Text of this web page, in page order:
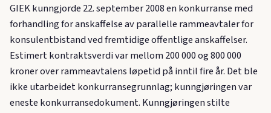
GIEK kunngjorde 22. september 2008 en konkurranse med
forhandling for anskaffelse av parallelle rammeavtaler for
konsulentbistand ved fremtidige offentlige anskaffelser.
Estimert kontraktsverdi var mellom 200 000 og 800 000
kroner over rammeavtalens løpetid på inntil fire år. Det ble
ikke utarbeidet konkurransegrunnlag; kunngjøringen var
eneste konkurransedokument. Kunngjøringen stilte